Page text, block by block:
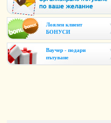
Лоялен клиент
БОНУСИ
Ваучер - подари
пътуване